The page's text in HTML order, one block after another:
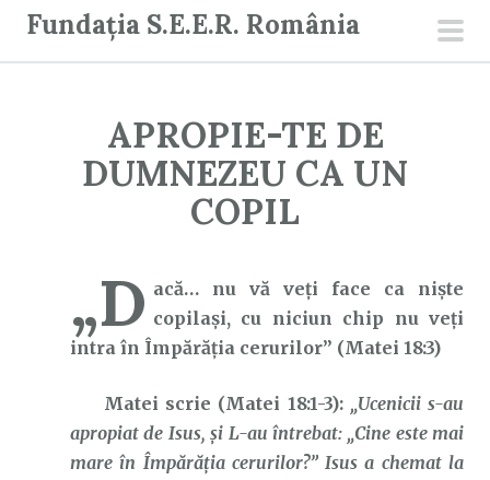
Fundația S.E.E.R. România
APROPIE-TE DE
DUMNEZEU CA UN
COPIL
„D acă… nu vă veţi face ca nişte
copilaşi, cu niciun chip nu veţi
intra în Împărăţia cerurilor” (Matei 18:3)
Matei scrie (Matei 18:1-3): „Ucenicii s-au
apropiat de Isus, şi L-au întrebat: „Cine este mai
mare în Împărăţia cerurilor?” Isus a chemat la